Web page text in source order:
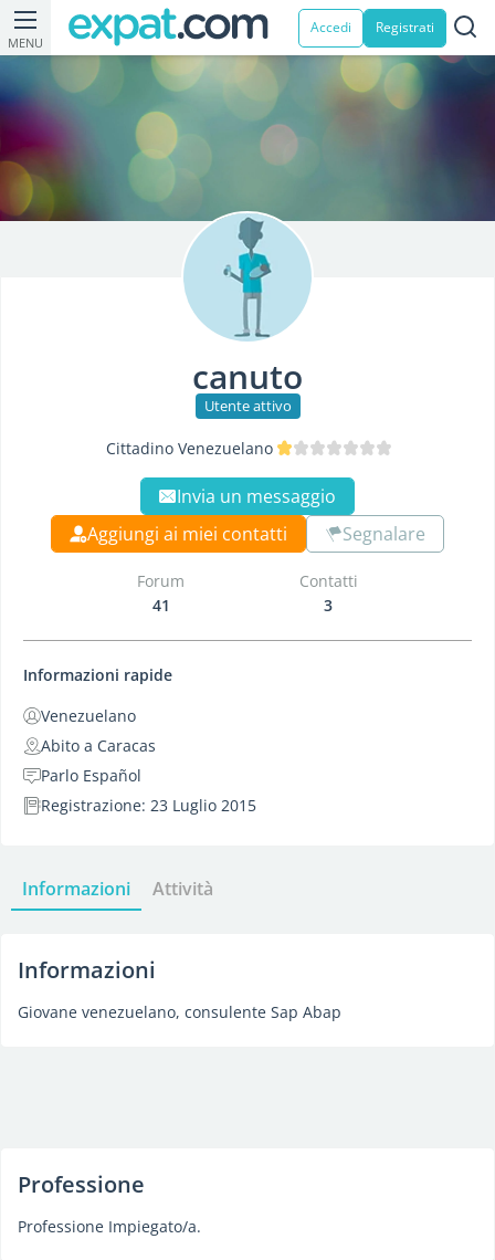
MENU
Accedi Registrati
canuto
Utente attivo
Cittadino Venezuelano
Invia un messaggio
Aggiungi ai miei contatti
Segnalare
Forum
41
Contatti
3
Informazioni rapide
Venezuelano
Abito a Caracas
Parlo Español
Registrazione: 23 Luglio 2015
Informazioni Attività
Informazioni
Giovane venezuelano, consulente Sap Abap
Professione
Professione Impiegato/a.